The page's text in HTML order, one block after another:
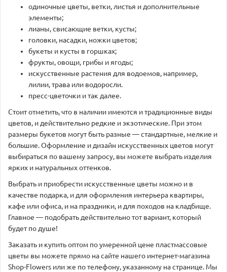
одиночные цветы, ветки, листья и дополнительные
элементы;
лианы, свисающие ветки, кусты;
головки, насадки, ножки цветов;
букеты и кусты в горшках;
фрукты, овощи, грибы и ягоды;
искусственные растения для водоемов, например,
лилии, трава или водоросли.
пресс-цветочки и так далее.
Стоит отметить, что в наличии имеются и традиционные виды
цветов, и действительно редкие и экзотические. При этом
размеры букетов могут быть разные — стандартные, мелкие и
большие. Оформление и дизайн искусственных цветов могут
выбираться по вашему запросу, вы можете выбрать изделия
ярких и натуральных оттенков.
Выбрать и приобрести искусственные цветы можно и в
качестве подарка, и для оформления интерьера квартиры,
кафе или офиса, и на праздники, и для походов на кладбище.
Главное — подобрать действительно тот вариант, который
будет по душе!
Заказать и купить оптом по умеренной цене пластмассовые
цветы вы можете прямо на сайте нашего интернет-магазина
Shop-Flowers или же по телефону, указанному на странице. Мы